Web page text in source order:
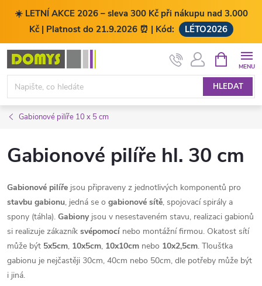
☀️ LETNÍ AKCE 2026 – sleva 300 Kč při nákupu nad 3.000
Kč | Platnost do 21.9.2026 ⏰ | Kód:
LÉTO2026
Přejít
obsah
HLEDAT
NÁKUPNÍ
KOŠÍK
Gabionové pilíře 10 x 5 cm
Gabionové pilíře hl. 30 cm
Gabionové pilíře jsou připraveny z jednotlivých komponentů pro
stavbu gabionu, jedná se o gabionové sítě, spojovací spirály a
spony (táhla). Gabionyjsou v nesestaveném stavu, realizaci gabionů
si realizuje zákazník svépomocí nebo montážní firmou. Okatost sítí
může být 5x5cm, 10x5cm, 10x10cm nebo 10x2,5cm. Tloušťka
gabionu je nejčastěji 30cm, 40cm nebo 50cm, dle potřeby může být
i jiná.